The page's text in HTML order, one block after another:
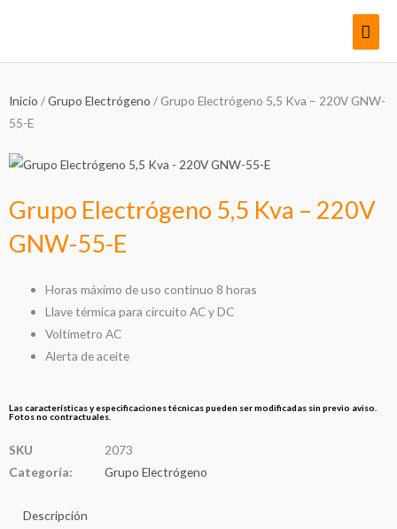
Inicio /Grupo Electrógeno / Grupo Electrógeno 5,5 Kva – 220V GNW-
55-E
Grupo Electrógeno 5,5 Kva – 220V
GNW-55-E
Horas máximo de uso continuo 8 horas
Llave térmica para circuito AC y DC
Voltímetro AC
Alerta de aceite
Las características y especificaciones técnicas pueden ser modificadas sin previo aviso.
Fotos no contractuales.
SKU
2073
Categoría:
Grupo Electrógeno
Descripción